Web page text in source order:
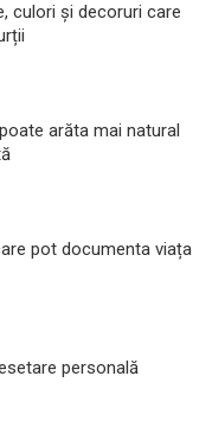
culori și decoruri care
arăta mai natural
pot documenta viața
personală